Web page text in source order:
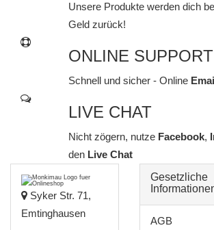
Unsere Produkte werden dich
Geld zurück!
ONLINE SUPPORT
Schnell und sicher - Online
LIVE CHAT
Nicht zögern, nutze Facebook,
denLive Chat
Syker Str. 71,
Emtinghausen
Gesetzliche
AGB